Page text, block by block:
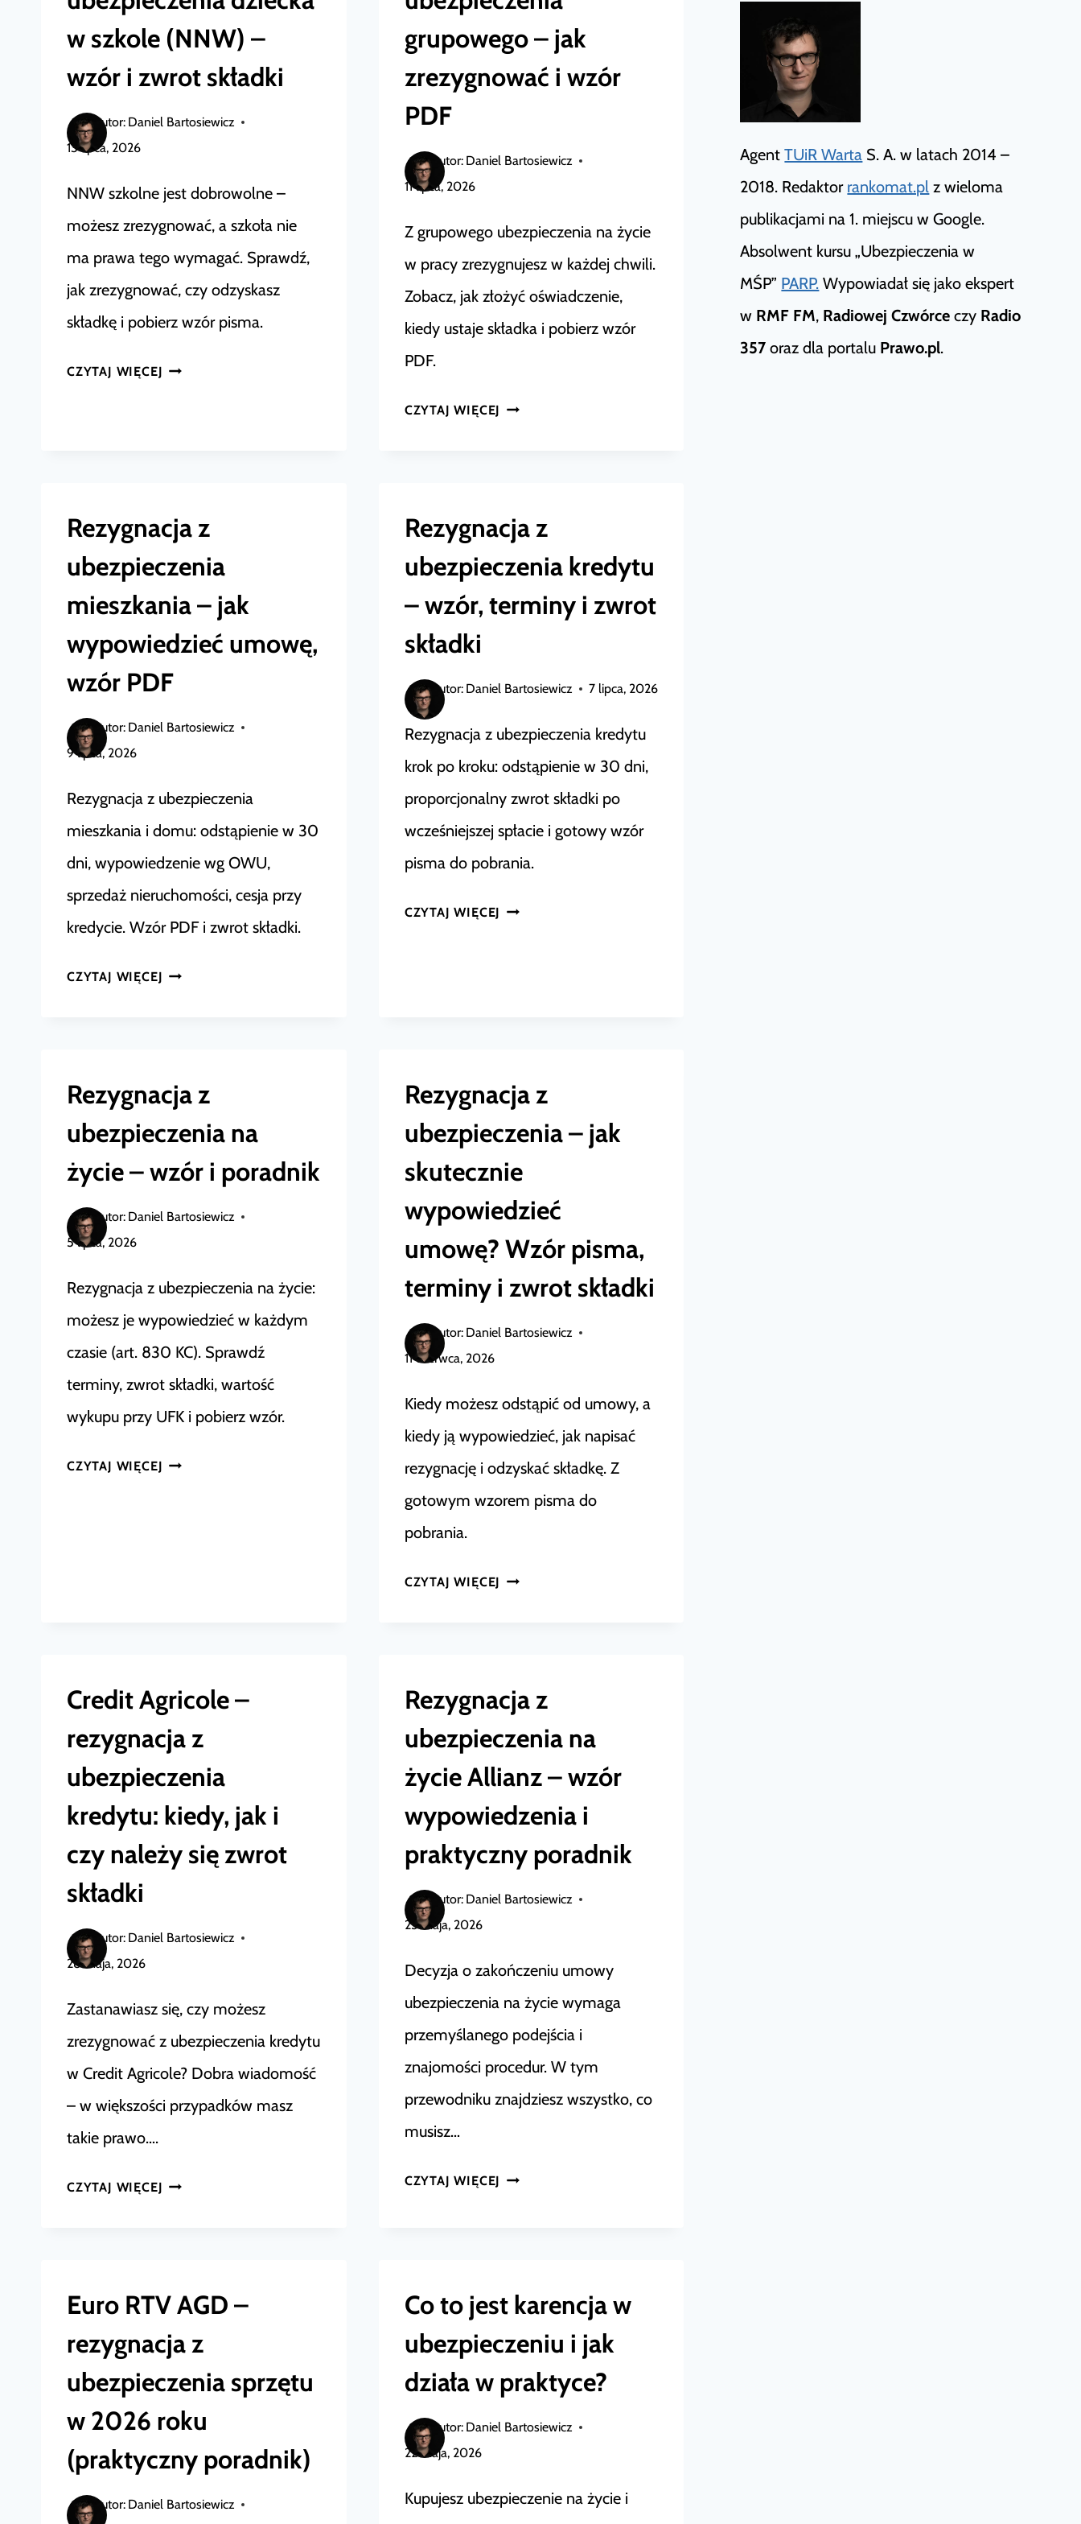
w szkole (NNW) –
wzór i zwrot składki
Autor: Daniel Bartosiewicz
13 lipca, 2026
NNW szkolne jest dobrowolne –
możesz zrezygnować, a szkoła nie
ma prawa tego wymagać. Sprawdź,
jak zrezygnować, czy odzyskasz
składkę i pobierz wzór pisma.
CZYTAJ WIĘCEJ REZYGNACJA
(NNW)
WZÓR
I
SKŁADKI
grupowego – jak
zrezygnować i wzór
PDF
Autor: Daniel Bartosiewicz
11 lipca, 2026
Z grupowego ubezpieczenia na życie
w pracy zrezygnujesz w każdej chwili.
Zobacz, jak złożyć oświadczenie,
kiedy ustaje składka i pobierz wzór
PDF.
CZYTAJ WIĘCEJ REZYGNACJA
JAK
ZREZYGNOWAĆ
WZÓR
Rezygnacja z
ubezpieczenia
mieszkania – jak
wypowiedzieć umowę,
wzór PDF
Autor: Daniel Bartosiewicz
9 lipca, 2026
Rezygnacja z ubezpieczenia
mieszkania i domu: odstąpienie w 30
dni, wypowiedzenie wg OWU,
sprzedaż nieruchomości, cesja przy
kredycie. Wzór PDF i zwrot składki.
CZYTAJ WIĘCEJ REZYGNACJA
JAK
WYPOWIEDZIEĆ
WZÓR
Rezygnacja z
ubezpieczenia kredytu
– wzór, terminy i zwrot
składki
Autor: Daniel Bartosiewicz 7 lipca, 2026
Rezygnacja z ubezpieczenia kredytu
krok po kroku: odstąpienie w 30 dni,
proporcjonalny zwrot składki po
wcześniejszej spłacie i gotowy wzór
pisma do pobrania.
CZYTAJ WIĘCEJ REZYGNACJA
I
ZWROT
SKŁADKI
Rezygnacja z
ubezpieczenia na
życie – wzór i poradnik
Autor: Daniel Bartosiewicz
5 lipca, 2026
Rezygnacja z ubezpieczenia na życie:
możesz je wypowiedzieć w każdym
czasie (art. 830 KC). Sprawdź
terminy, zwrot składki, wartość
wykupu przy UFK i pobierz wzór.
CZYTAJ WIĘCEJ REZYGNACJA
Rezygnacja z
ubezpieczenia – jak
skutecznie
wypowiedzieć
umowę? Wzór pisma,
terminy i zwrot składki
Autor: Daniel Bartosiewicz
11 czerwca, 2026
Kiedy możesz odstąpić od umowy, a
kiedy ją wypowiedzieć, jak napisać
rezygnację i odzyskać składkę. Z
gotowym wzorem pisma do
pobrania.
CZYTAJ WIĘCEJ REZYGNACJA
SKUTECZNIE
WYPOWIEDZIEĆ
WZÓR
PISMA,
I
Credit Agricole –
rezygnacja z
ubezpieczenia
kredytu: kiedy, jak i
czy należy się zwrot
składki
Autor: Daniel Bartosiewicz
28 maja, 2026
Zastanawiasz się, czy możesz
zrezygnować z ubezpieczenia kredytu
w Credit Agricole? Dobra wiadomość
– w większości przypadków masz
takie prawo….
CZYTAJ WIĘCEJ CREDIT
UBEZPIECZENIA
KREDYTU:
KIEDY,
JAK
I
NALEŻY
Rezygnacja z
ubezpieczenia na
życie Allianz – wzór
wypowiedzenia i
praktyczny poradnik
Autor: Daniel Bartosiewicz
25 maja, 2026
Decyzja o zakończeniu umowy
ubezpieczenia na życie wymaga
przemyślanego podejścia i
znajomości procedur. W tym
przewodniku znajdziesz wszystko, co
musisz…
CZYTAJ WIĘCEJ REZYGNACJA
ALLIANZ
WZÓR
WYPOWIEDZENIA
PRAKTYCZNY
Euro RTV AGD –
rezygnacja z
ubezpieczenia sprzętu
w 2026 roku
(praktyczny poradnik)
Autor: Daniel Bartosiewicz
Co to jest karencja w
ubezpieczeniu i jak
działa w praktyce?
Autor: Daniel Bartosiewicz
22 maja, 2026
Kupujesz ubezpieczenie na życie i
AgentTUiR Warta S. A. w latach 2014 –
2018. Redaktor rankomat.pl z wieloma
publikacjami na 1. miejscu w Google.
Absolwent kursu „Ubezpieczenia w
MŚP” PARP. Wypowiadał się jako ekspert
w RMF FM, Radiowej Czwórce czy Radio
357 oraz dla portalu Prawo.pl.